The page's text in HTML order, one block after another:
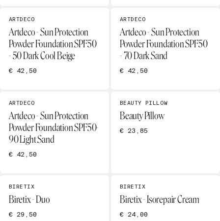
ARTDECO
Artdeco - Sun Protection
Powder Foundation SPF50
- 50 Dark Cool Beige
€ 42,50
ARTDECO
Artdeco - Sun Protection
Powder Foundation SPF50
- 70 Dark Sand
€ 42,50
ARTDECO
Artdeco - Sun Protection
Powder Foundation SPF50-
90 Light Sand
€ 42,50
BEAUTY PILLOW
Beauty Pillow
€ 23,85
BIRETIX
Biretix - Duo
€ 29,50
BIRETIX
Biretix - Isorepair Cream
€ 24,00